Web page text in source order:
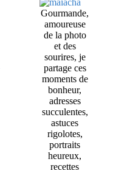
Gourmande,
amoureuse
de la photo
et des
sourires, je
partage ces
moments de
bonheur,
adresses
succulentes,
astuces
rigolotes,
portraits
heureux,
recettes